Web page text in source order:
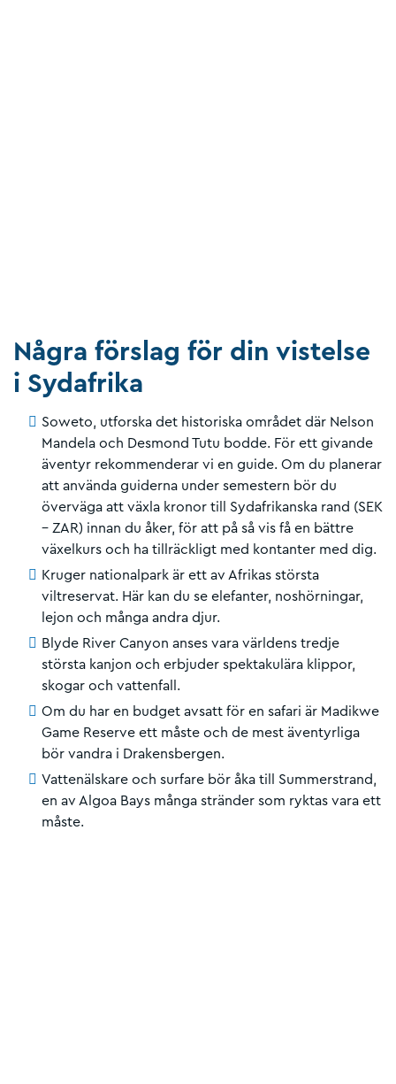
Några förslag för din vistelse
i Sydafrika
Soweto, utforska det historiska området där Nelson
Mandela och Desmond Tutu bodde. För ett givande
äventyr rekommenderar vi en guide. Om du planerar
att använda guiderna under semestern bör du
överväga att växla kronor till Sydafrikanska rand (SEK
– ZAR) innan du åker, för att på så vis få en bättre
växelkurs och ha tillräckligt med kontanter med dig.
Kruger nationalpark är ett av Afrikas största
viltreservat. Här kan du se elefanter, noshörningar,
lejon och många andra djur.
Blyde River Canyon anses vara världens tredje
största kanjon och erbjuder spektakulära klippor,
skogar och vattenfall.
Om du har en budget avsatt för en safari är Madikwe
Game Reserve ett måste och de mest äventyrliga
bör vandra i Drakensbergen.
Vattenälskare och surfare bör åka till Summerstrand,
en av Algoa Bays många stränder som ryktas vara ett
måste.